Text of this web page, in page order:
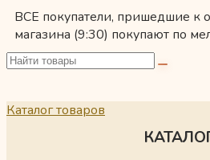
ВСЕ покупатели, пришедшие к
магазина (9:30) покупают по
Каталог товаров